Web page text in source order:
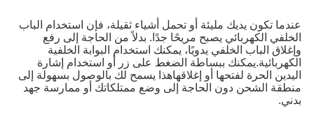
عندما تكون يديك مليئة أو تحمل أشياء ثقيلة، فإن استخدام الباب
الخلفي الكهربائي يصبح مريحًا جدًا. بدلاً من الحاجة إلى رفع
وإغلاق الباب الخلفي يدويًا، يمكنك استخدام البوابة الخلفية
الكهربائية.يمكنك ببساطة الضغط على زر أو استخدام إشارة
اليدين الحرة لفتحها أو إغلاقهاهذا يسمح لك بالوصول بسهولة إلى
منطقة الشحن دون الحاجة إلى وضع ممتلكاتك أو ممارسة جهد
بدني.